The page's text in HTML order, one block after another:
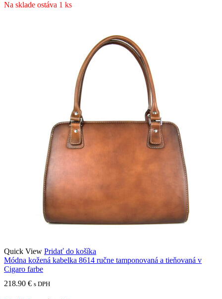
Na sklade ostáva 1 ks
Quick View Pridať do košíka
Módna kožená kabelka 8614 ručne tamponovaná a tieňovaná v
Cigaro farbe
218.90 € s DPH